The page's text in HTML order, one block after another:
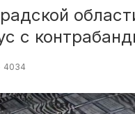
с
4034